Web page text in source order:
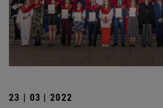
23 | 03 | 2022